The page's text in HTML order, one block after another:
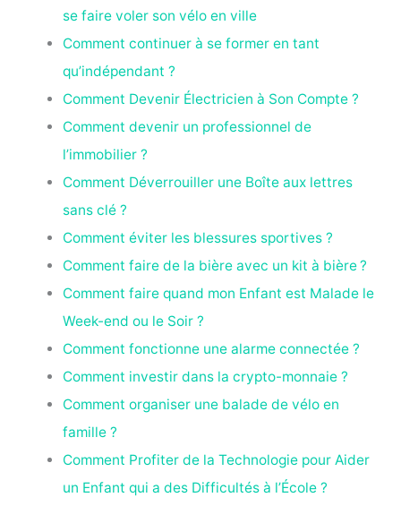
se faire voler son vélo en ville
Comment continuer à se former en tant
qu’indépendant ?
Comment Devenir Électricien à Son Compte ?
Comment devenir un professionnel de
l’immobilier ?
Comment Déverrouiller une Boîte aux lettres
sans clé ?
Comment éviter les blessures sportives ?
Comment faire de la bière avec un kit à bière ?
Comment faire quand mon Enfant est Malade le
Week-end ou le Soir ?
Comment fonctionne une alarme connectée ?
Comment investir dans la crypto-monnaie ?
Comment organiser une balade de vélo en
famille ?
Comment Profiter de la Technologie pour Aider
un Enfant qui a des Difficultés à l’École ?